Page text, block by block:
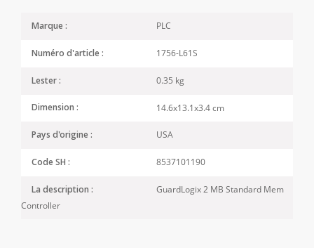
Marque : PLC
Numéro d'article : 1756-L61S
Lester : 0.35 kg
Dimension : 14.6x13.1x3.4 cm
Pays d'origine : USA
Code SH : 8537101190
La description :
GuardLogix 2 MB Standard Mem
Controller